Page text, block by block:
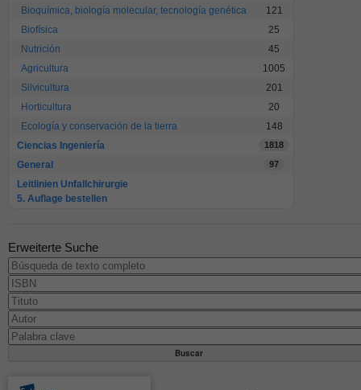
Bioquímica, biología molecular, tecnología genética
121
Biofísica
25
Nutrición
45
Agricultura
1005
Silvicultura
201
Horticultura
20
Ecología y conservación de la tierra
148
Ciencias Ingeniería
1818
General 97
Leitlinien Unfallchirurgie
5. Auflage bestellen
Erweiterte Suche